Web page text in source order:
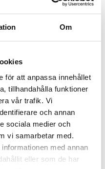
Om
för att anpassa innehållet
tillhandahålla funktioner
vår trafik. Vi
och annan
sociala medier och
vi samarbetar med.
med annan
eller som de har